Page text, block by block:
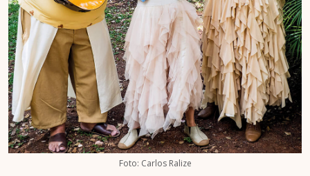
Foto: Carlos Ralize